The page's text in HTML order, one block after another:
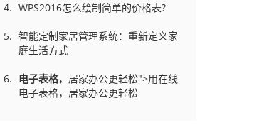
WPS2016怎么绘制简单的价格表?
智能定制家居管理系统：重新定义家
庭生活方式
电子表格，居家办公更轻松">用在线
电子表格，居家办公更轻松